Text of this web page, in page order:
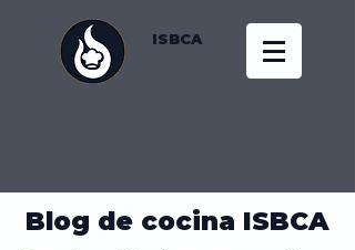
ISBCA
Blog de cocina ISBCA